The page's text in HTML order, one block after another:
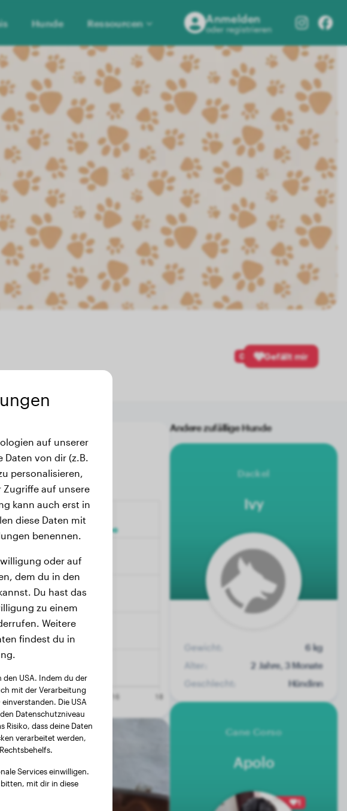
Hunde Ressourcen Anmelden
oder registrieren
0 Gefällt mir
Andere zufällige Hunde
Dackel
Ivy
Gewicht:
6 kg
Alter:
2 Jahre, 3 Monate
Geschlecht:
Hündinn
Cane Corso
Apolo
1
auf unserer
von dir (z.B.
personalisieren,
auf unsere
kann auch erst in
diese Daten mit
benennen.
oder auf
dem du in den
Du hast das
zu einem
Weitere
findest du in
den USA. Indem du der
mit der Verarbeitung
Die USA
Datenschutzniveau
Risiko, dass deine Daten
verarbeitet werden,
Services einwilligen.
mit dir in diese